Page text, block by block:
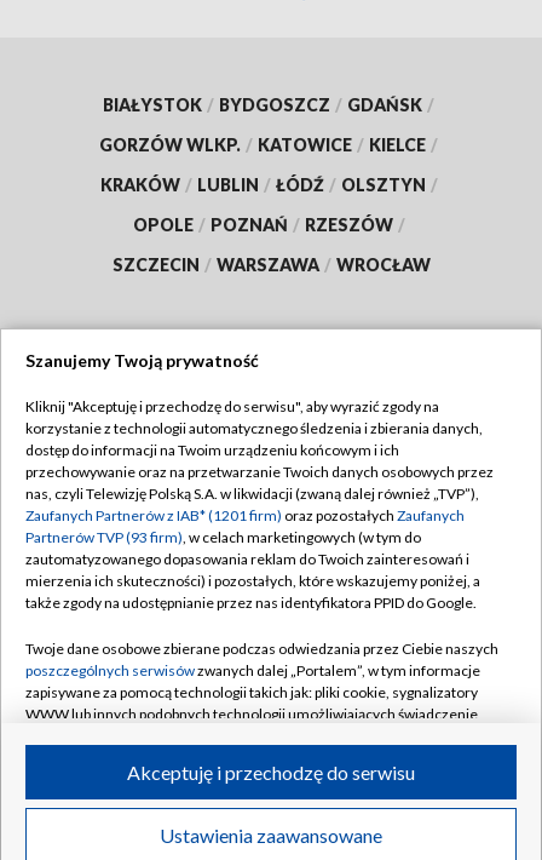
BIAŁYSTOK / BYDGOSZCZ / GDAŃSK /
GORZÓW WLKP. / KATOWICE / KIELCE /
KRAKÓW / LUBLIN / ŁÓDŹ / OLSZTYN /
OPOLE / POZNAŃ / RZESZÓW /
SZCZECIN / WARSZAWA / WROCŁAW
TVP
Abonament TVP
Emisja w TVP
Centrum informacji TVP
Naziemna Telewizja Cyfrowa
Rada Programowa
System NOS
Informacje o nadawcy
Program dla prasy
Regulamin TVP
Polityka prywatności
Moje zgody
Pomoc
Kontakt
Kanały
©2026 Telewizja Polska S.A. w likwidacji
Szanujemy Twoją prywatność
Kliknij "Akceptuję i przechodzę do serwisu", aby wyrazić zgody na
korzystanie z technologii automatycznego śledzenia i zbierania danych,
dostęp do informacji na Twoim urządzeniu końcowym i ich
przechowywanie oraz na przetwarzanie Twoich danych osobowych przez
nas, czyli Telewizję Polską S.A. w likwidacji (zwaną dalej również „TVP”),
Zaufanych Partnerów z IAB* (1201 firm) oraz pozostałych Zaufanych
Partnerów TVP (93 firm), w celach marketingowych (w tym do
zautomatyzowanego dopasowania reklam do Twoich zainteresowań i
mierzenia ich skuteczności) i pozostałych, które wskazujemy poniżej, a
także zgody na udostępnianie przez nas identyfikatora PPID do Google.
Twoje dane osobowe zbierane podczas odwiedzania przez Ciebie naszych
poszczególnych serwisówzwanych dalej „Portalem”, w tym informacje
zapisywane za pomocą technologii takich jak: pliki cookie, sygnalizatory
WWW lub innych podobnych technologii umożliwiających świadczenie
ruchu w Internecie.
Twoje dane osobowe zbierane podczas odwiedzania przez Ciebie
poszczególnych serwisówna Portalu, takie jak adresy IP, identyfikatory
Ustawienia zaawansowane
Akceptuję i przechodzę do serwisu